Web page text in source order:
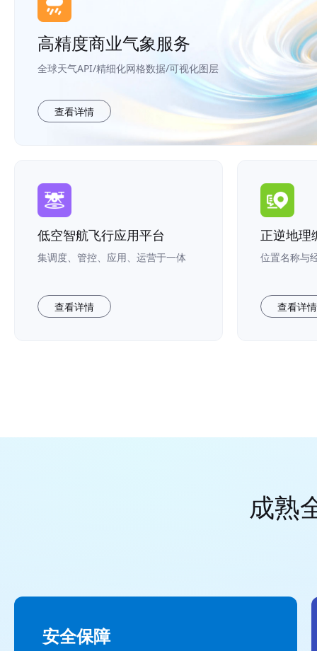
高精度商业气象服务
全球天气API/精细化网格数据/可视化图层
查看详情
低空智航飞行应用平台
集调度、管控、应用、运营于一体
查看详情
正逆地理
位置名称与
查看详情
成熟
安全保障